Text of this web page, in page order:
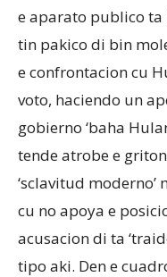
e aparato publico ta
tin pakico di bin
e confrontacion cu
voto, haciendo un
gobierno ‘baha
tende atrobe e
‘sclavitud
cu no apoya e
acusacion di ta
tipo aki. Den e